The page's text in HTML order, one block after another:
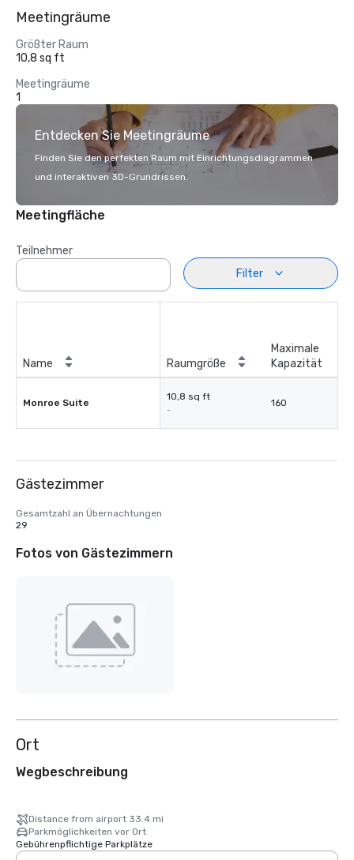
Meetingräume
Größter Raum
10,8 sq ft
Meetingräume
1
Entdecken Sie Meetingräume
Finden Sie den perfekten Raum mit Einrichtungsdiagrammen
und interaktiven 3D-Grundrissen.
Meetingfläche
Teilnehmer
Filter
Name Raumgröße
Maximale
Kapazität
Monroe Suite
10,8 sq ft
-
160
Gästezimmer
Gesamtzahl an Übernachtungen
29
Fotos von Gästezimmern
Ort
Wegbeschreibung
Distance from airport 33.4 mi
Parkmöglichkeiten vor Ort
Gebührenpflichtige Parkplätze